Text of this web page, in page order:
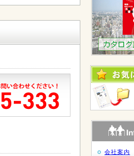
会社案内